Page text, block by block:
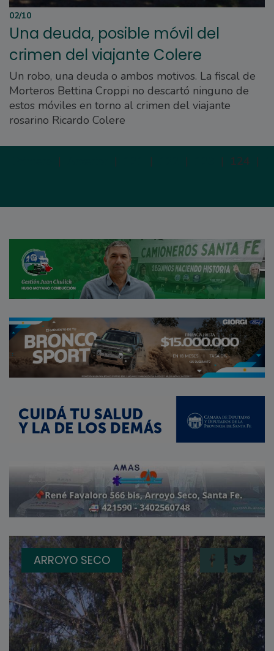
02/10
Una deuda, posible móvil del
crimen del viajante Colere
Un robo, una deuda o ambos motivos. La fiscal de
Morteros Bettina Croppi no descartó ninguno de
estos móviles en torno al crimen del viajante
rosarino Ricardo Colere
| | | | | 124 |
ARROYO SECO